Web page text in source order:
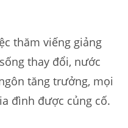
thăm viếng giảng
thay đổi, nước
tăng trưởng, mọi
đình được củng cố.